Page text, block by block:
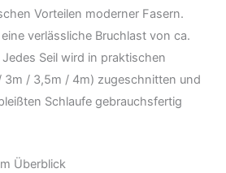
Vorteilen moderner Fasern.
verlässliche Bruchlast von ca.
Seil wird in praktischen
3m / 3,5m / 4m) zugeschnitten und
Schlaufe gebrauchsfertig
Überblick